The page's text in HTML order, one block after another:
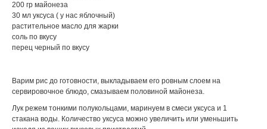
200 гр майонеза
30 мл уксуса ( у нас яблочный)
растительное масло для жарки
соль по вкусу
перец черный по вкусу
Варим рис до готовности, выкладываем его ровным слоем на
сервировочное блюдо, смазываем половиной майонеза.
Лук режем тонкими полукольцами, маринуем в смеси уксуса и 1
стакана воды. Количество уксуса можно увеличить или уменьшить